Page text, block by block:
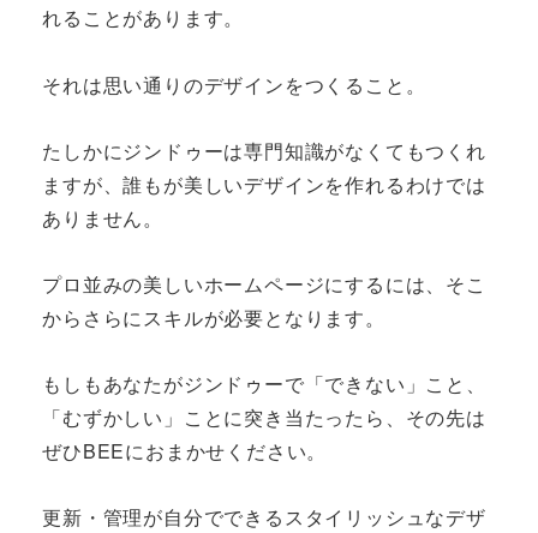
れることがあります。
それは思い通りのデザインをつくること。
たしかにジンドゥーは専門知識がなくてもつくれ
ますが、誰もが美しいデザインを作れるわけでは
ありません。
プロ並みの美しいホームページにするには、そこ
からさらにスキルが必要となります。
もしもあなたがジンドゥーで「できない」こと、
「むずかしい」ことに突き当たったら、その先は
ぜひBEEにおまかせください。
更新・管理が自分でできるスタイリッシュなデザ